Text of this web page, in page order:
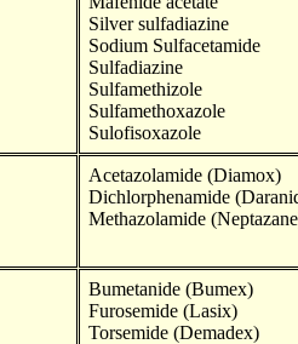
Silver sulfadiazine
Sodium Sulfacetamide
Sulfadiazine
Sulfamethizole
Sulfamethoxazole
Sulofisoxazole
Acetazolamide (Diamox)
Dichlorphenamide
Methazolamide
Bumetanide (Bumex)
Furosemide (Lasix)
Torsemide (Demadex)